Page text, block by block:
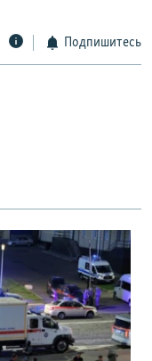
Подпишитесь